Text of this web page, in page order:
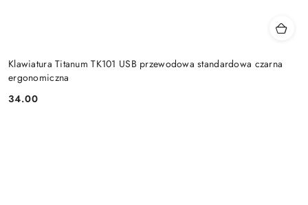
Klawiatura Titanum TK101 USB przewodowa standardowa czarna
ergonomiczna
Cena:
34.00